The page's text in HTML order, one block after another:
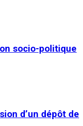
socio-politique
d’un dépôt de